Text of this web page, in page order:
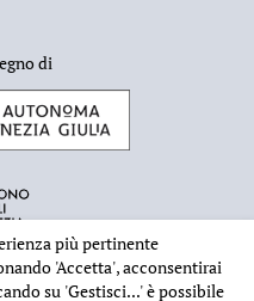
di
più pertinente
'Accetta', acconsentirai
su 'Gestisci...'è possibile